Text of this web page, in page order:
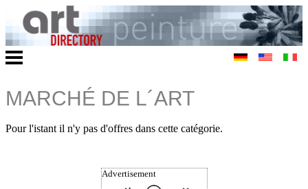
MARCHÉ DE L´ART
Pour l'istant il n'y pas d'offres dans cette catégorie.
Advertisement